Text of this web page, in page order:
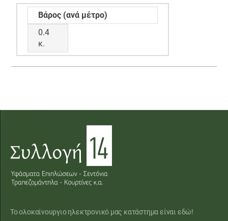
Βάρος (ανά μέτρο)
0.4
κ.
Το ολοκαίνουργιο ηλεκτρονικό μας κατάστημα είναι εδώ!